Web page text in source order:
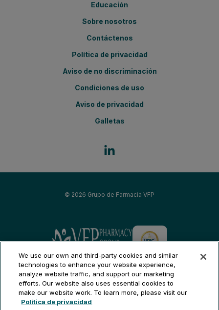
Educación
Sobre nosotros
Contáctenos
Política de privacidad
Aviso de no discriminación
Condiciones de uso
Aviso de privacidad
Galletas
© 2026 Grupo de Farmacia VFP
Fertilidad del pueblo - Boston
Fertilidad del pueblo - Chicago
Integridad Rx - Phoenix
Integridad Rx - Los Ángeles
Spanish
We use our own and third-party cookies and similar
technologies to enhance your website experience,
analyze website traffic, and support our marketing
efforts. Our website also uses essential cookies to
make our website work. To learn more, please visit our
Política de privacidad